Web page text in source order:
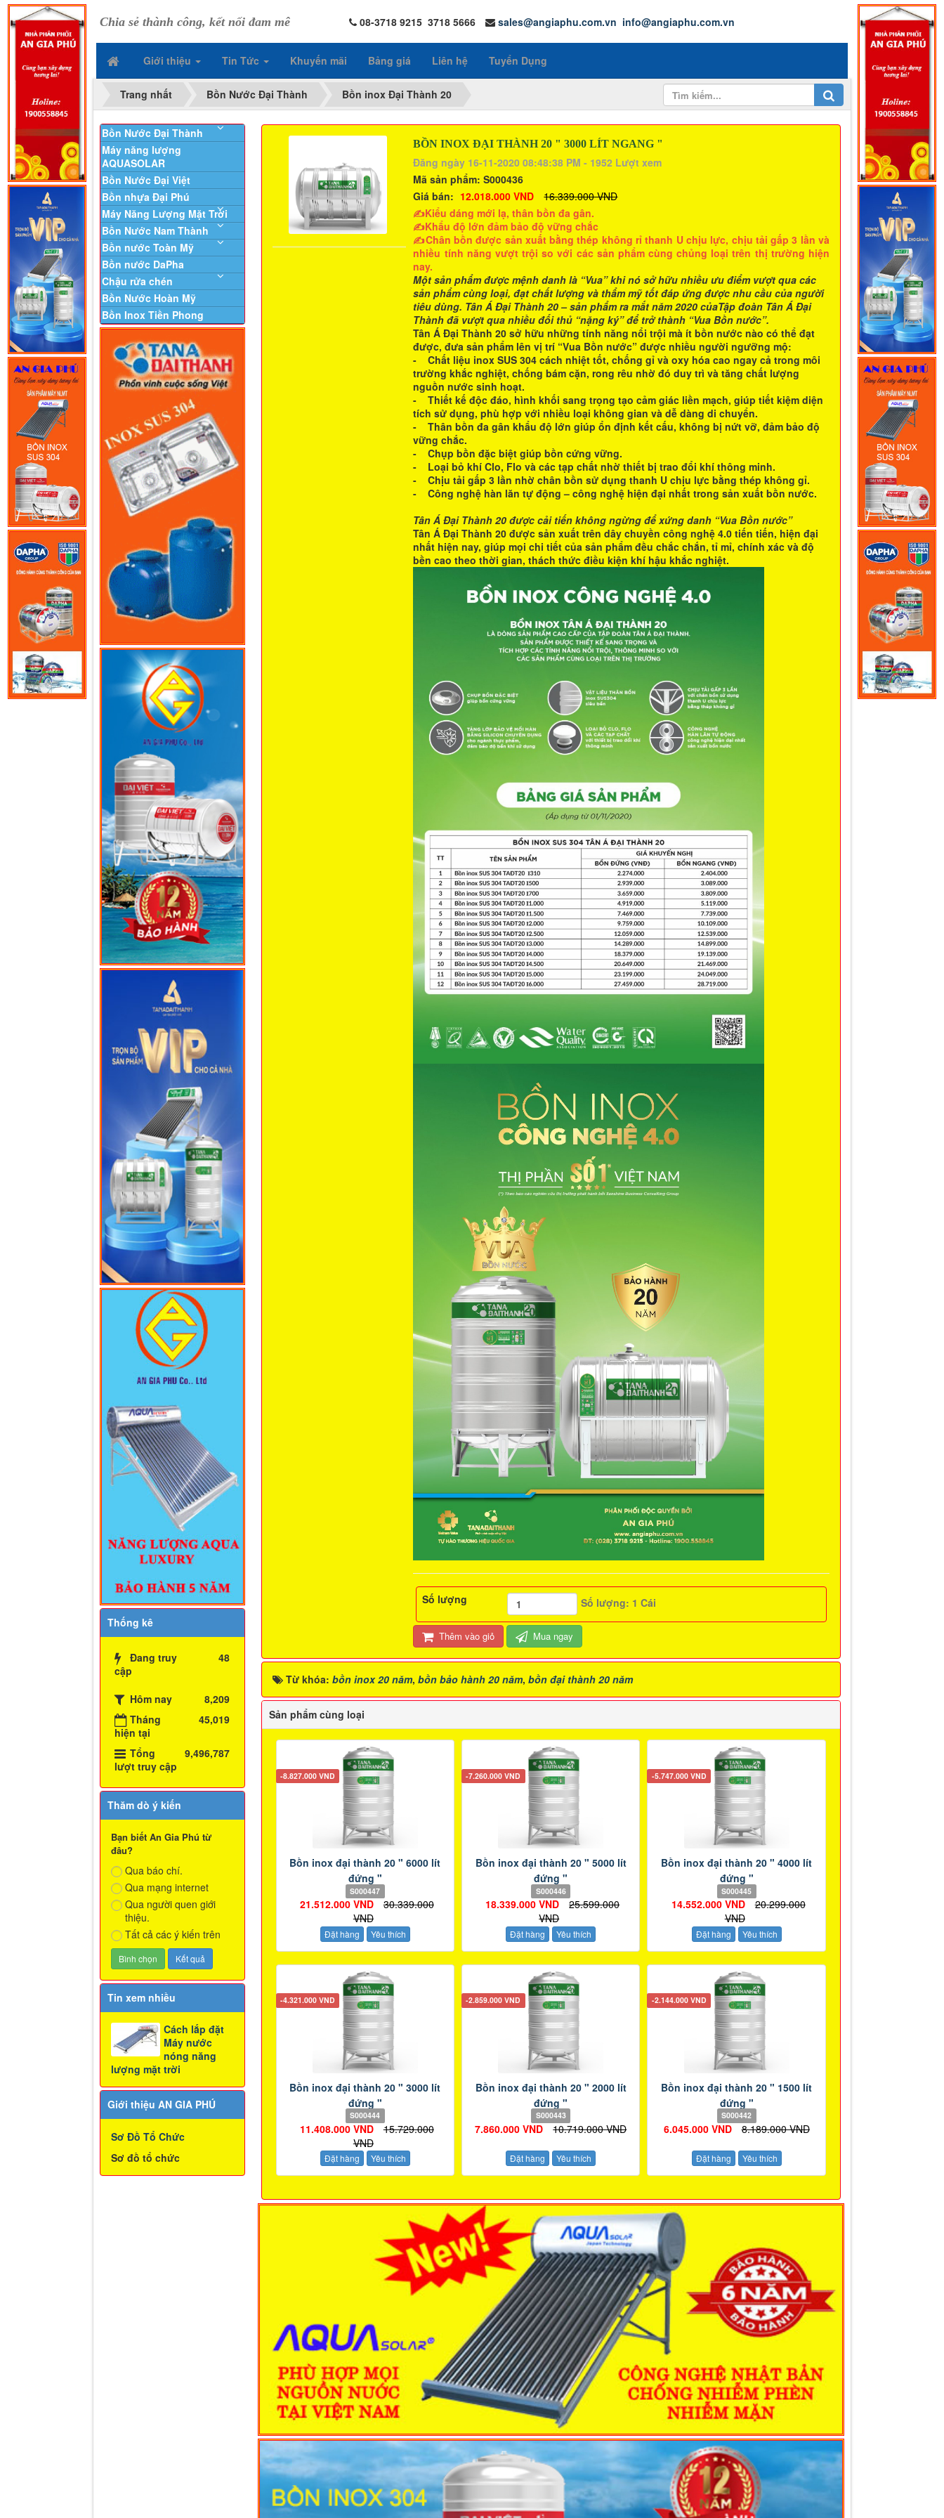
Chia sẻ thành công, kết nối đam mê 08-3718 9215 3718 5666 sales@angiaphu.com.vn info@angiaphu.com.vn
Giới thiệu Tin Tức Khuyến mãi Bảng giá Liên hệ Tuyển Dụng
Trang nhất Bồn Nước Đại Thành Bồn inox Đại Thành 20
BỒN INOX ĐẠI THÀNH 20 " 3000 LÍT NGANG "
Đăng ngày 16-11-2020 08:48:38 PM - 1952 Lượt xem
Mã sản phẩm:S000436
Giá bán: 12.018.000 VND
16.339.000 VND
✍Kiểu dáng mới lạ, thân bồn đa gân.
✍Khẩu độ lớn đảm bảo độ vững chắc
✍Chân bồn được sản xuất bằng thép không rỉ thanh U chịu lực, chịu tải gấp 3 lần và
nhiều tính năng vượt trội so với các sản phẩm cùng chủng loại trên thị trường hiện
nay.
Một sản phẩm được mệnh danh là “Vua” khi nó sở hữu nhiều ưu điểm vượt qua các
sản phẩm cùng loại, đạt chất lượng và thẩm mỹ tốt đáp ứng được nhu cầu của người
tiêu dùng. Tân Á Đại Thành 20 – sản phẩm ra mắt năm 2020 củaTập đoàn Tân Á Đại
Thành đã vượt qua nhiều đối thủ “nặng ký” để trở thành “Vua Bồn nước”.
Tân Á Đại Thành 20 sở hữu những tính năng nổi trội mà ít bồn nước nào có thể đạt
được, đưa sản phẩm lên vị trí “Vua Bồn nước” được nhiều người ngưỡng mộ:
- Chất liệu inox SUS 304 cách nhiệt tốt, chống gỉ và oxy hóa cao ngay cả trong môi
trường khắc nghiệt, chống bám cặn, rong rêu nhờ đó duy trì và tăng chất lượng
nguồn nước sinh hoạt.
- Thiết kế độc đáo, hình khối sang trọng tạo cảm giác liền mạch, giúp tiết kiệm diện
tích sử dụng, phù hợp với nhiều loại không gian và dễ dàng di chuyển.
- Thân bồn đa gân khẩu độ lớn giúp ổn định kết cấu, không bị nứt vỡ, đảm bảo độ
vững chắc.
- Chụp bồn đặc biệt giúp bồn cứng vững.
- Loại bỏ khí Clo, Flo và các tạp chất nhờ thiết bị trao đổi khí thông minh.
- Chịu tải gấp 3 lần nhờ chân bồn sử dụng thanh U chịu lực bằng thép không gỉ.
- Công nghệ hàn lăn tự động – công nghệ hiện đại nhất trong sản xuất bồn nước.
Tân Á Đại Thành 20 được cải tiến không ngừng để xứng danh “Vua Bồn nước”
Tân Á Đại Thành 20 được sản xuất trên dây chuyền công nghệ 4.0 tiến tiến, hiện đại
nhất hiện nay, giúp mọi chi tiết của sản phẩm đều chắc chắn, tỉ mỉ, chính xác và độ
bền cao theo thời gian, thách thức điều kiện khí hậu khắc nghiệt.
Số lượng Số lượng: 1 Cái
Thêm vào giỏ Mua ngay
Từ khóa: bồn inox 20 năm, bồn bảo hành 20 năm, bồn đại thành 20 năm
Sản phẩm cùng loại
-8.827.000 VND
Bồn inox đại thành 20 " 6000 lít
đứng "
S000447
21.512.000 VND
30.339.000
VND
Đặt hàng Yêu thích
-7.260.000 VND
Bồn inox đại thành 20 " 5000 lít
đứng "
S000446
18.339.000 VND
25.599.000
VND
Đặt hàng Yêu thích
-5.747.000 VND
Bồn inox đại thành 20 " 4000 lít
đứng "
S000445
14.552.000 VND
20.299.000
VND
Đặt hàng Yêu thích
-4.321.000 VND
Bồn inox đại thành 20 " 3000 lít
đứng "
S000444
11.408.000 VND
15.729.000
VND
Đặt hàng Yêu thích
-2.859.000 VND
Bồn inox đại thành 20 " 2000 lít
đứng "
S000443
7.860.000 VND 10.719.000 VND
Đặt hàng Yêu thích
-2.144.000 VND
Bồn inox đại thành 20 " 1500 lít
đứng "
S000442
6.045.000 VND 8.189.000 VND
Đặt hàng Yêu thích
Bồn Nước Đại Thành
Máy năng lượng
AQUASOLAR
Bồn Nước Đại Việt
Bồn nhựa Đại Phú
Máy Năng Lượng Mặt Trời
Bồn Nước Nam Thành
Bồn nước Toàn Mỹ
Bồn nước DaPha
Chậu rửa chén
Bồn Nước Hoàn Mỹ
Bồn Inox Tiền Phong
Thống kê
Đang truy
cập
48
Hôm nay
8,209
Tháng
hiện tại
45,019
Tổng
lượt truy cập
9,496,787
Thăm dò ý kiến
Bạn biết An Gia Phú từ
đâu?
Qua báo chí.
Qua mạng internet
Qua người quen giới
thiệu.
Tất cả các ý kiến trên
Tin xem nhiều
Cách lắp đặt
Máy nước
nóng năng
lượng mặt trời
Giới thiệu AN GIA PHÚ
Sơ Đồ Tổ Chức
Sơ đồ tổ chức